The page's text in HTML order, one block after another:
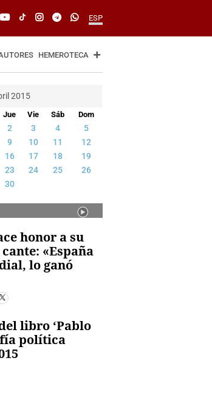
ESP
HEMEROTECA
2015
Jue Vie Sáb Dom
2 3 4
5
9 10 11
12
16 17 18
19
23 24 25
26
30
de los
honor a su
«España
lo ganó
libro ‘Pablo
política